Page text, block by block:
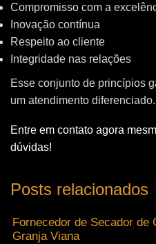
Compromisso com a
Inovação contínua
Respeito ao cliente
Integridade nas relações
Esse conjunto de princípios
um atendimento diferenciado.
Entre em contato agora
dúvidas!
Posts relacionados
Fornecedor de Secador de
Granja Viana